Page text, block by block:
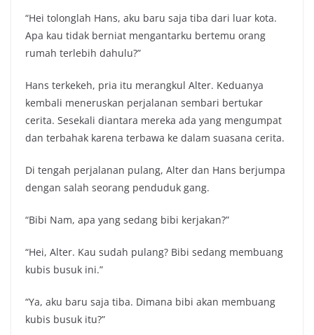
“Hei tolonglah Hans, aku baru saja tiba dari luar kota.
Apa kau tidak berniat mengantarku bertemu orang
rumah terlebih dahulu?”
Hans terkekeh, pria itu merangkul Alter. Keduanya
kembali meneruskan perjalanan sembari bertukar
cerita. Sesekali diantara mereka ada yang mengumpat
dan terbahak karena terbawa ke dalam suasana cerita.
Di tengah perjalanan pulang, Alter dan Hans berjumpa
dengan salah seorang penduduk gang.
“Bibi Nam, apa yang sedang bibi kerjakan?”
“Hei, Alter. Kau sudah pulang? Bibi sedang membuang
kubis busuk ini.”
“Ya, aku baru saja tiba. Dimana bibi akan membuang
kubis busuk itu?”